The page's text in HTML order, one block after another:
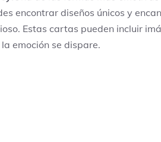
encontrar diseños únicos y
Estas cartas pueden incluir
emoción se dispare.